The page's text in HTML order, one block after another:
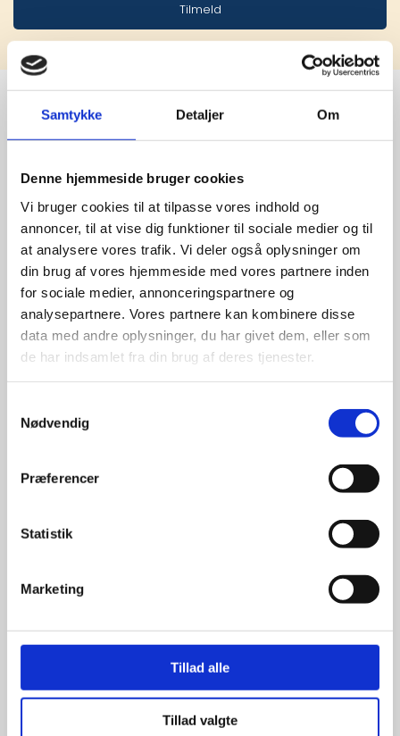
Samtykke Detaljer Om
Denne hjemmeside bruger cookies
Vi bruger cookies til at tilpasse vores indhold og
annoncer, til at vise dig funktioner til sociale medier og til
at analysere vores trafik. Vi deler også oplysninger om
din brug af vores hjemmeside med vores partnere inden
for sociale medier, annonceringspartnere og
analysepartnere. Vores partnere kan kombinere disse
data med andre oplysninger, du har givet dem, eller som
de har indsamlet fra din brug af deres tjenester.
Nødvendig
Præferencer
Statistik
Marketing
Tillad alle
Tillad valgte
Tilmeld
Stærke
leverandører
giver større
udvalg
For at sikre høj kvalitet og stor
leveringssikkerhed samarbejder vi
med de største og mest
anerkendte leverandører inden for
promotion.
Udvalget er langt større, så har I en
idé til et konkret produkt, eller et
helt særligt ønske, så send en
forespørgsel tilinfo@syddesign.dk,
så finder vi det helt rigtige produkt